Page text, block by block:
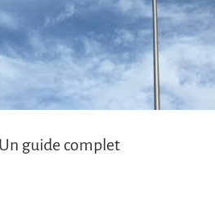
guide complet